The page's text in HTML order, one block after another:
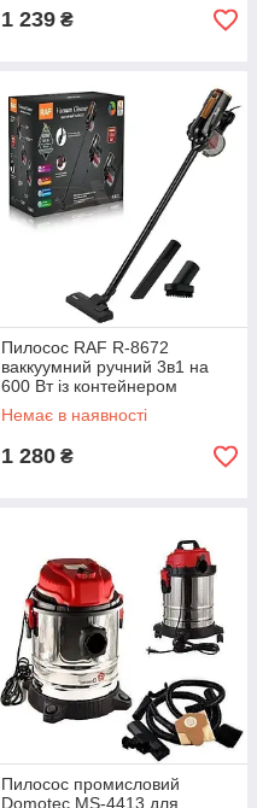
1 239 ₴
Пилосос RAF R-8672
ваккуумний ручний 3в1 на
600 Вт із контейнером
чорний
Немає в наявності
1 280 ₴
Пилосос промисловий
Domotec MS-4413 для